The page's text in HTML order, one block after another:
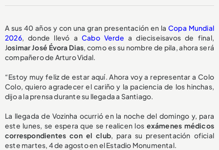
A sus 40 años y con una gran presentación en laCopa Mundial
2026, donde llevó a Cabo Verde a dieciseisavos de final,
Josimar José Évora Dias, como es su nombre de pila, ahora será
compañero de Arturo Vidal.
“Estoy muy feliz de estar aquí. Ahora voy a representar a Colo
Colo, quiero agradecer el cariño y la paciencia de los hinchas,
dijo a la prensa durante su llegada a Santiago.
La llegada de Vozinha ocurrió en la noche del domingo y, para
este lunes, se espera que se realicen los exámenes médicos
correspondientes con el club, para su presentación oficial
este martes, 4 de agosto en el Estadio Monumental.